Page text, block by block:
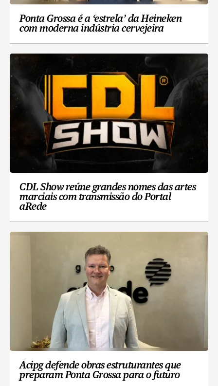
Ponta Grossa é a ‘estrela’ da Heineken
com moderna indústria cervejeira
CDL Show reúne grandes nomes das artes
marciais com transmissão do Portal
aRede
Acipg defende obras estruturantes que
preparam Ponta Grossa para o futuro